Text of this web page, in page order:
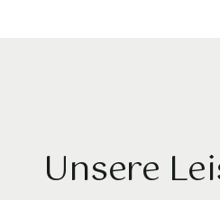
Unsere